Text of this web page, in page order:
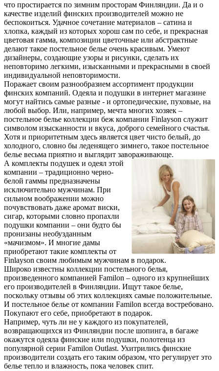
что простирается по зимним просторам Финляндии. Да и о
качестве изделий финских производителей можно не
беспокоиться. Удачное сочетание материалов – сатина и
хлопка, каждый из которых хорош сам по себе, и прекрасная
цветовая гамма, композиции цветочные или абстрактные
делают такое постельное белье очень красивым. Умеют
дизайнеры, создающие узоры и рисунки, сделать их
неповторимо легкими, изысканными и прекрасными в своей
индивидуальной неповторимости.
Поражает своим разнообразием ассортимент продукции
финских компаний. Одеяла и подушки в интернет магазине
могут найтись самые разные - и ортопедические, пуховые, на
любой выбор. Или, например, мечта многих хозяек –
постельное белье коллекции беж компании Finlayson служит
символом изысканности и вкуса, доброго семейного счастья.
Хотя и приоритетным здесь является цвет чисто белый, до
холодного, словно бы леденящего зимнего, такое постельное
белье весьма приятно и выглядит завораживающе.
А комплекты подушек и одеял этой
компании – традиционно черно-
белой гаммы предназначены
исключительно мужчинам. При
сильном воображении можно
почувствовать даже аромат виски,
сигар, которыми словно пропахли
подушки компании – они будто бы
пронизаны необузданным
«мачизмом». И многие дамы
приобретают такие комплекты от
Finlayson своим любимым мужчинам в подарок.
Широко известны коллекции постельного белья,
произведенного компанией Familon – одного из крупнейших
его производителей в Финляндии. Ищут такое белье,
поскольку отзывы об этих коллекциях самые положительные.
И постельное белье от компании Familon всегда востребовано.
Покупают его себе, приобретают в подарок.
Например, чуть ли не у каждого из покупателей,
возвращающихся из Финляндии после шопинга, в багаже
окажутся одеяла финские или подушки, полотенца из
популярной серии Familon Outlast. Ухитрились финские
производители создать его таким образом, что регулирует это
белье тепло и влажность, пока человек спит.